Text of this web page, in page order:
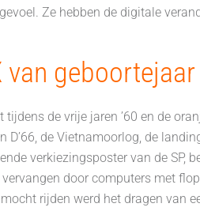
Ze hebben de digitale
van
tijdens de vrije jaren ’60 en de
D’66, de Vietnamoorlog, de
verkiezingsposter van de
door computers met
rijden werd het dragen van